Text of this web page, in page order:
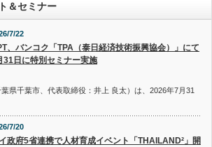
＆セミナー
7/22
、バンコク「TPA（泰日経済技術振興協会）」にて
31日に特別セミナー実施
県千葉市、代表取締役：井上 良太）は、2026年7月31
7/20
政府5省連携で人材育成イベント「THAILAND²」開